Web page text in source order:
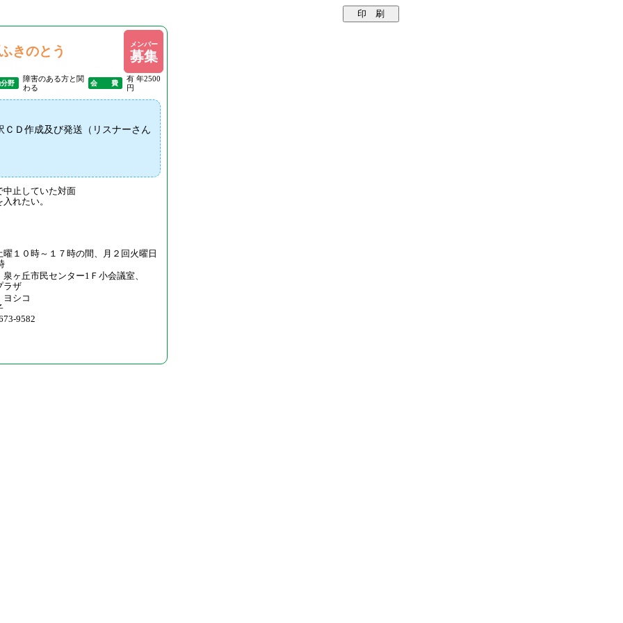
きのとう メンバー
募集
野
障害のある方と関
わる
会 費
有 年2500
円
ＣＤ作成及び発送（リスナーさん
中止していた対面
れたい。
曜１０時～１７時の間、月２回火曜日
泉ヶ丘市民センター1Ｆ小会議室、
ラザ
シコ
9582